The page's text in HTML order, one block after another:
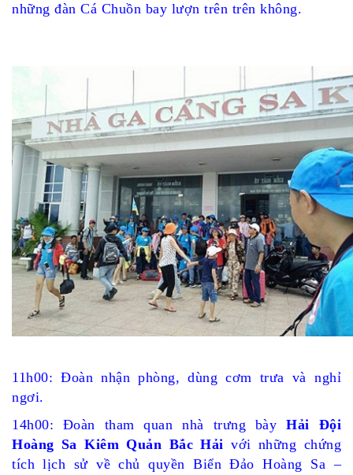
những đàn Cá Chuồn bay lượn trên trên không.
11h00: Đoàn nhận phòng, dùng cơm trưa và nghỉ
ngơi.
14h00: Đoàn tham quan nhà trưng bàyHải Đội
Hoàng Sa Kiêm Quản Bắc Hải với những chứng
tích lịch sử về chủ quyền Biển Đảo Hoàng Sa –